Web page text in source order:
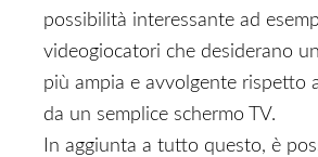
possibilità interessante ad
videogiocatori che desiderano
più ampia e avvolgente rispetto
da un semplice schermo TV.
In aggiunta a tutto questo, è